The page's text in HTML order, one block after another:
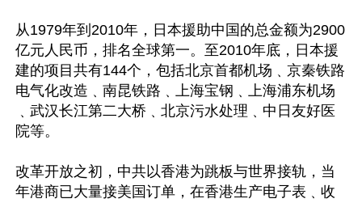
从1979年到2010年，日本援助中国的总金额为2900
亿元人民币，排名全球第一。至2010年底，日本援
建的项目共有144个，包括北京首都机场﹑京秦铁路
电气化改造﹑南昆铁路﹑上海宝钢﹑上海浦东机场
﹑武汉长江第二大桥﹑北京污水处理﹑中日友好医
院等。
改革开放之初，中共以香港为跳板与世界接轨，当
年港商已大量接美国订单，在香港生产电子表﹑收